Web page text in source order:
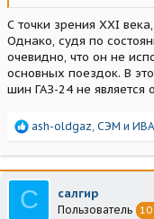
С точки зрения XXI
Однако, судя по
очевидно, что он не
основных поездок. В
шин ГАЗ-24 не является
Р
а
к
ц
и
и
ash-oldgaz СЭМ и
С салгир
Пользователь